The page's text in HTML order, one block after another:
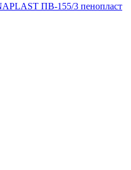
ПВ-155/3 пенопласт